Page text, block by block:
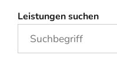
Leistungen suchen